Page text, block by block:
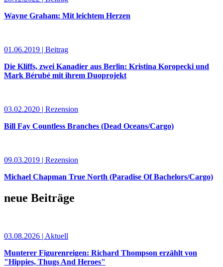
Wayne Graham: Mit leichtem Herzen
01.06.2019 | Beitrag
Die Kliffs, zwei Kanadier aus Berlin: Kristina Koropecki und
Mark Bérubé mit ihrem Duoprojekt
03.02.2020 | Rezension
Bill Fay Countless Branches (Dead Oceans/Cargo)
09.03.2019 | Rezension
Michael Chapman True North (Paradise Of Bachelors/Cargo)
neue Beiträge
03.08.2026 | Aktuell
Munterer Figurenreigen: Richard Thompson erzählt von
"Hippies, Thugs And Heroes"